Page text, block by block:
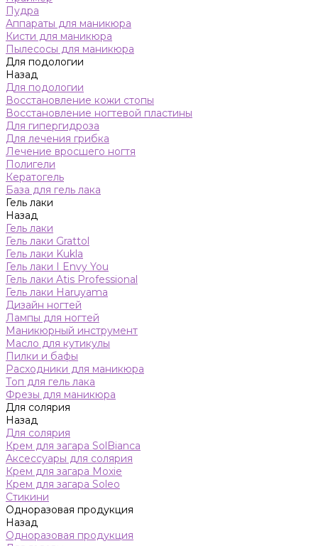
Пудра
Аппараты для маникюра
Кисти для маникюра
Пылесосы для маникюра
Для подологии
Назад
Для подологии
Восстановление кожи стопы
Восстановление ногтевой пластины
Для гипергидроза
Для лечения грибка
Лечение вросшего ногтя
Полигели
Кератогель
База для гель лака
Гель лаки
Назад
Гель лаки
Гель лаки Grattol
Гель лаки Kukla
Гель лаки I Envy You
Гель лаки Atis Professional
Гель лаки Haruyama
Дизайн ногтей
Лампы для ногтей
Маникюрный инструмент
Масло для кутикулы
Пилки и бафы
Расходники для маникюра
Топ для гель лака
Фрезы для маникюра
Для солярия
Назад
Для солярия
Крем для загара SolBianca
Аксессуары для солярия
Крем для загара Moxie
Крем для загара Soleo
Стикини
Одноразовая продукция
Назад
Одноразовая продукция